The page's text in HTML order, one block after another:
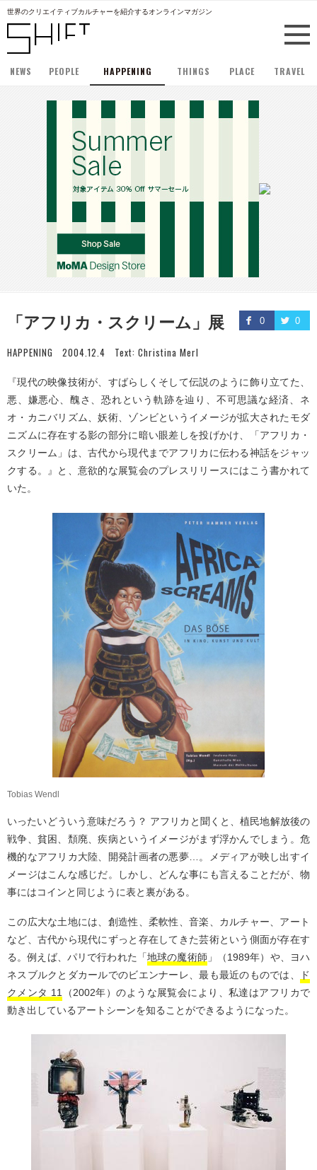
世界のクリエイティブカルチャーを紹介するオンラインマガジン
NEWS PEOPLE HAPPENING THINGS PLACE TRAVEL
0 0
「アフリカ・スクリーム」展
HAPPENING 2004.12.4 Text: Christina Merl
『現代の映像技術が、すばらしくそして伝説のように飾り立てた、
悪、嫌悪心、醜さ、恐れという軌跡を辿り、不可思議な経済、ネ
オ・カニバリズム、妖術、ゾンビというイメージが拡大されたモダ
ニズムに存在する影の部分に暗い眼差しを投げかけ、「アフリカ・
スクリーム」は、古代から現代までアフリカに伝わる神話をジャッ
クする。』と、意欲的な展覧会のプレスリリースにはこう書かれて
いた。
Tobias Wendl
いったいどういう意味だろう？ アフリカと聞くと、植民地解放後の
戦争、貧困、頽廃、疾病というイメージがまず浮かんでしまう。危
機的なアフリカ大陸、開発計画者の悪夢…。メディアが映し出すイ
メージはこんな感じだ。しかし、どんな事にも言えることだが、物
事にはコインと同じように表と裏がある。
この広大な土地には、創造性、柔軟性、音楽、カルチャー、アート
など、古代から現代にずっと存在してきた芸術という側面が存在す
る。例えば、パリで行われた「地球の魔術師 」（1989年）や、ヨハ
ネスブルクとダカールでのビエンナーレ、最も最近のものでは、
ド
クメンタ 11
（2002年）のような展覧会により、私達はアフリカで
動き出しているアートシーンを知ることができるようになった。